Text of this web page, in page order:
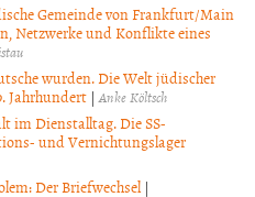
Gemeinde von Frankfurt/Main
Netzwerke und Konflikte eines
wurden. Die Welt jüdischer
Jahrhundert |Anke Költsch
im Dienstalltag. Die SS-
und Vernichtungslager
Der Briefwechsel|